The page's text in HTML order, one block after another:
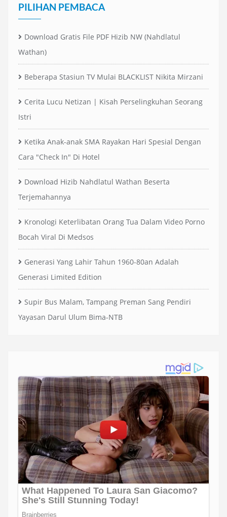
PILIHAN PEMBACA
Download Gratis File PDF Hizib NW (Nahdlatul
Wathan)
Beberapa Stasiun TV Mulai BLACKLIST Nikita Mirzani
Cerita Lucu Netizan | Kisah Perselingkuhan Seorang
Istri
Ketika Anak-anak SMA Rayakan Hari Spesial Dengan
Cara "Check In" Di Hotel
Download Hizib Nahdlatul Wathan Beserta
Terjemahannya
Kronologi Keterlibatan Orang Tua Dalam Video Porno
Bocah Viral Di Medsos
Generasi Yang Lahir Tahun 1960-80an Adalah
Generasi Limited Edition
Supir Bus Malam, Tampang Preman Sang Pendiri
Yayasan Darul Ulum Bima-NTB